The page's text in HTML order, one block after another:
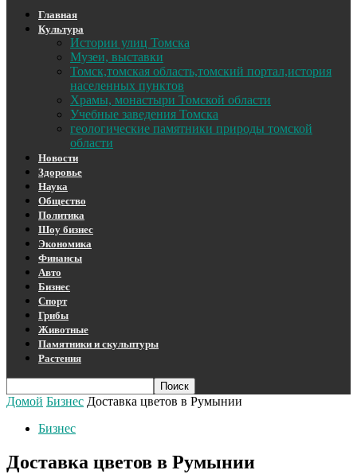
Главная
Культура
Истории улиц Томска
Музеи, выставки
Томск,томская область,томский портал,история
населенных пунктов
Храмы, монастыри Томской области
Учебные заведения Томска
геологические памятники природы томской
области
Новости
Здоровье
Наука
Общество
Политика
Шоу бизнес
Экономика
Финансы
Авто
Бизнес
Спорт
Грибы
Животные
Памятники и скульптуры
Растения
Домой Бизнес Доставка цветов в Румынии
Бизнес
Доставка цветов в Румынии